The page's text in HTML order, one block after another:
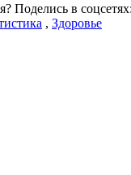
Поделиcь в соцсетях:
, Здоровье